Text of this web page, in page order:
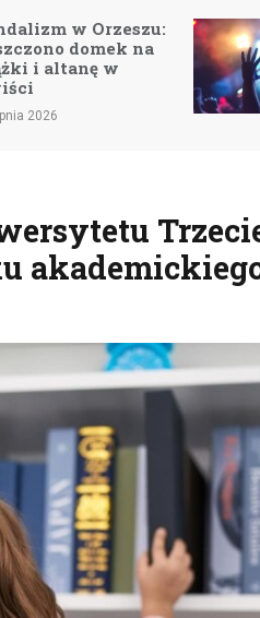
w Orzeszu:
domek na
i altanę w
2026